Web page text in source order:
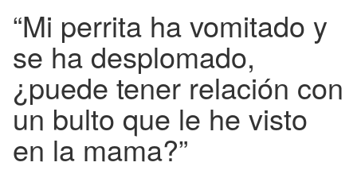
“Mi perrita ha vomitado y
se ha desplomado,
¿puede tener relación con
un bulto que le he visto
en la mama?”